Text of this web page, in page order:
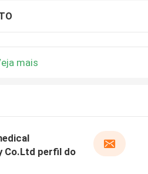
mais
Co.Ltd perfil do